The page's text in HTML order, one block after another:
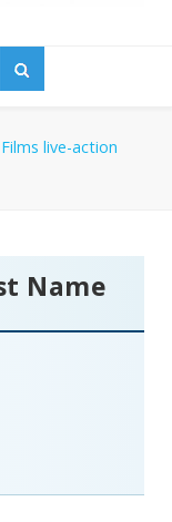
Films live-action
Name